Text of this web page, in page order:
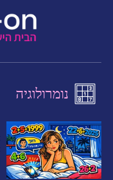
נומרולוגיה